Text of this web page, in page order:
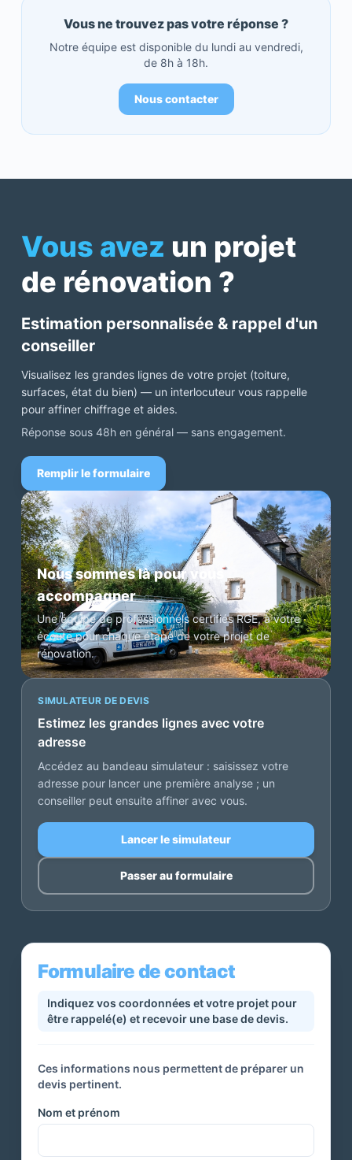
Vous ne trouvez pas votre réponse ?
Notre équipe est disponible du lundi au vendredi,
de 8h à 18h.
Nous contacter
Vous avez un projet
de rénovation ?
Estimation personnalisée & rappel d'un
conseiller
Visualisez les grandes lignes de votre projet (toiture,
surfaces, état du bien) — un interlocuteur vous rappelle
pour affiner chiffrage et aides.
Réponse sous 48h en général — sans engagement.
Remplir le formulaire
Nous sommes là pour vous
accompagner
Une équipe de professionnels certifiés RGE, à votre
écoute pour chaque étape de votre projet de
rénovation.
SIMULATEUR DE DEVIS
Estimez les grandes lignes avec votre
adresse
Accédez au bandeau simulateur : saisissez votre
adresse pour lancer une première analyse ; un
conseiller peut ensuite affiner avec vous.
Lancer le simulateur
Passer au formulaire
Formulaire de contact
Indiquez vos coordonnées et votre projet pour
être rappelé(e) et recevoir une base de devis.
Ces informations nous permettent de préparer un
devis pertinent.
Nom et prénom